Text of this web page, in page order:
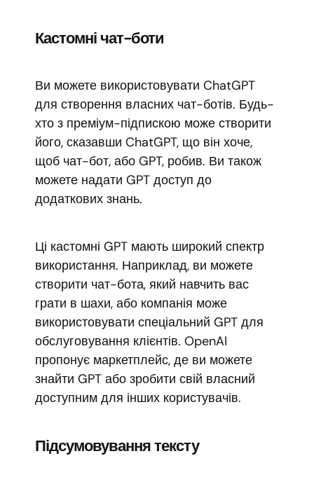
Кастомні чат-боти
Ви можете використовувати ChatGPT
для створення власних чат-ботів. Будь-
хто з преміум-підпискою може створити
його, сказавши ChatGPT, що він хоче,
щоб чат-бот, або GPT, робив. Ви також
можете надати GPT доступ до
додаткових знань.
Ці кастомні GPT мають широкий спектр
використання. Наприклад, ви можете
створити чат-бота, який навчить вас
грати в шахи, або компанія може
використовувати спеціальний GPT для
обслуговування клієнтів. OpenAI
пропонує маркетплейс, де ви можете
знайти GPT або зробити свій власний
доступним для інших користувачів.
Підсумовування тексту